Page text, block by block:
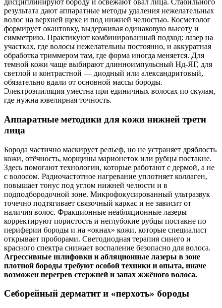
дисциплинируют бороду и освежают овал лица. Стабильного
результата дают аппаратные методы удаления нежелательных
волос на верхней щеке и под нижней челюстью. Косметолог
формирует окантовку, выдерживая одинаковую высоту и
симметрию. Практикуют комбинированный подход: лазер на
участках, где волосы нежелательны постоянно, и аккуратная
обработка триммером там, где форма иногда меняется. Для
темной кожи чаще выбирают длинноимпульсный Нд‑ЯГ, для
светлой и контрастной — диодный или александритовый,
обязательно вдали от основной массы бороды.
Электроэпиляция уместна при единичных волосах по скулам,
где нужна ювелирная точность.
Аппаратные методики для кожи нижней трети
лица
Борода частично маскирует рельеф, но не устраняет дряблость
кожи, отёчность, морщины марионеток или рубцы постакне.
Здесь помогают технологии, которые работают с дермой, а не
с волосом. Радиочастотное нагревание уплотняет коллаген,
повышает тонус под углом нижней челюсти и в
подподбородочной зоне. Микрофокусированный ультразвук
точечно подтягивает связочный каркас и не зависит от
наличия волос. Фракционные неабляционные лазеры
корректируют пористость и неглубокие рубцы постакне по
периферии бороды и на «окнах» кожи, которые специалист
открывает проборами. Светодиодная терапия синего и
красного спектра снижает воспаление безопасно для волоса.
Агрессивные шлифовки и абляционные лазеры в зоне
плотной бороды требуют особой техники и опыта, иначе
возможен перегрев стержней и запах жжёного волоса.
Себорейный дерматит и «перхоть» бороды